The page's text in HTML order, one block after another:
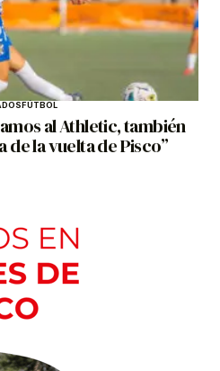
FÚTBOL
al Athletic, también
la vuelta de Pisco”